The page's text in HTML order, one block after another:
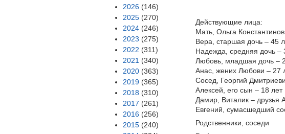
2026 (146)
2025 (270)
2024 (246)
2023 (275)
2022 (311)
2021 (340)
2020 (363)
2019 (365)
2018 (310)
2017 (261)
2016 (256)
2015 (240)
Действующие лица:
Мать, Ольга
Вера, старшая дочь – 45
Надежда, средняя дочь –
Любовь, младшая дочь –
Анас, жених Любови – 27
Сосед, Георгий
Алексей, его сын – 18 лет
Дамир, Виталик – друзья
Евгений, сумасшедший
Родственники, соседи